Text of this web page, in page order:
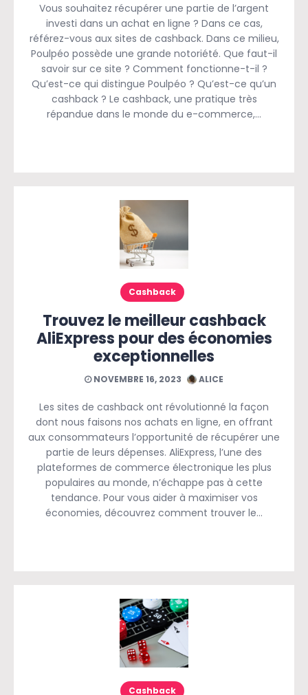
Vous souhaitez récupérer une partie de l’argent
investi dans un achat en ligne ? Dans ce cas,
référez-vous aux sites de cashback. Dans ce milieu,
Poulpéo possède une grande notoriété. Que faut-il
savoir sur ce site ? Comment fonctionne-t-il ?
Qu’est-ce qui distingue Poulpéo ? Qu’est-ce qu’un
cashback ? Le cashback, une pratique très
répandue dans le monde du e-commerce,…
Cashback
Trouvez le meilleur cashback
AliExpress pour des économies
exceptionnelles
NOVEMBRE 16, 2023 ALICE
Les sites de cashback ont révolutionné la façon
dont nous faisons nos achats en ligne, en offrant
aux consommateurs l’opportunité de récupérer une
partie de leurs dépenses. AliExpress, l’une des
plateformes de commerce électronique les plus
populaires au monde, n’échappe pas à cette
tendance. Pour vous aider à maximiser vos
économies, découvrez comment trouver le…
Cashback